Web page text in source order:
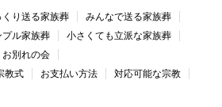
くり送る家族葬
みんなで送る家族葬
プル家族葬
小さくても立派な家族葬
お別れの会
教式
お支払い方法 対応可能な宗教